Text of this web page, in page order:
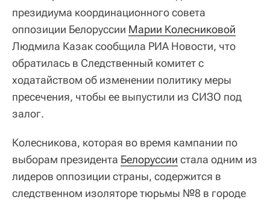
президиума координационного совета
оппозиции Белоруссии Марии Колесниковой
Людмила Казак сообщила РИА Новости, что
обратилась в Следственный комитет с
ходатайством об изменении политику меры
пресечения, чтобы ее выпустили из СИЗО под
залог.
Колесникова, которая во время кампании по
выборам президента Белоруссии стала одним из
лидеров оппозиции страны, содержится в
следственном изоляторе тюрьмы №8 в городе